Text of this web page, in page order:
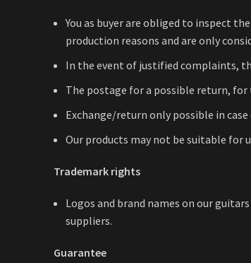
You as buyer are obliged to inspect
production reasons and are only
In the event of justified complaints,
The postage for a possible return, for
Exchange/return only possible in
Our products may not be suitable for
Trademark rights
Logos and brand names on our
suppliers.
Guarantee